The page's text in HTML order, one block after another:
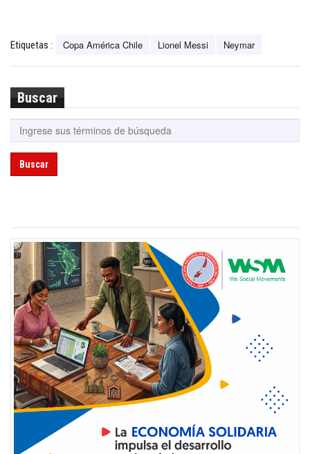
Etiquetas : Copa América Chile Lionel Messi Neymar
Buscar
Buscar